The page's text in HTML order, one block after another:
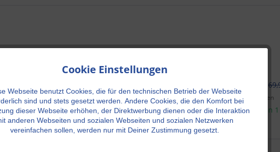
Cookie Einstellungen
Webseite benutzt Cookies, die für den technischen Betrieb der Webseite
sind und stets gesetzt werden. Andere Cookies, die den Komfort bei
dieser Webseite erhöhen, der Direktwerbung dienen oder die Interaktion
anderen Webseiten und sozialen Webseiten und sozialen Netzwerken
vereinfachen sollen, werden nur mit Deiner Zustimmung gesetzt.
inkl. MwSt. zzgl. Versandkosten
Auf Lager. Lieferung in 1
Größe: